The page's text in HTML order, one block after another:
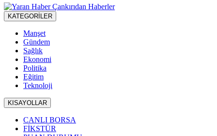
KATEGORİLER
Manşet
Gündem
Sağlık
Ekonomi
Politika
Eğitim
Teknoloji
KISAYOLLAR
CANLI BORSA
FİKSTÜR